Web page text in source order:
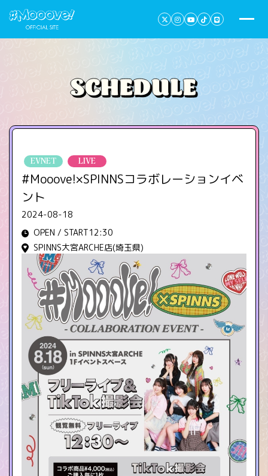
EVNET LIVE
#Mooove!×SPINNSコラボレーションイベ
ント
2024-08-18
OPEN / START12:30
SPINNS大宮ARCHE店(埼玉県)